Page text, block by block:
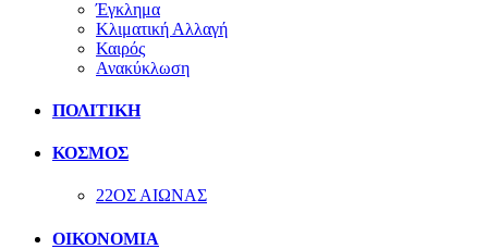
Έγκλημα
Κλιματική Αλλαγή
Καιρός
Ανακύκλωση
ΠΟΛΙΤΙΚΗ
ΚΟΣΜΟΣ
22ΟΣ ΑΙΩΝΑΣ
ΟΙΚΟΝΟΜΙΑ